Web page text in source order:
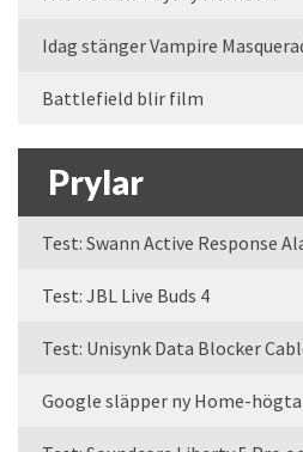
Idag stänger Vampire
Battlefield blir film
Prylar
Test: Swann Active Response
Test: JBL Live Buds 4
Test: Unisynk Data Blocker
Google släpper ny Home-